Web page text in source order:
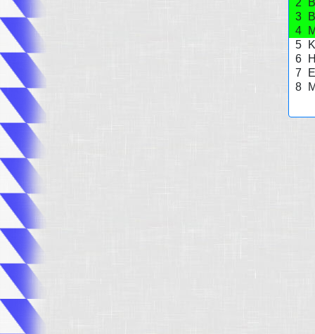
2
3
4
5
6
7
8